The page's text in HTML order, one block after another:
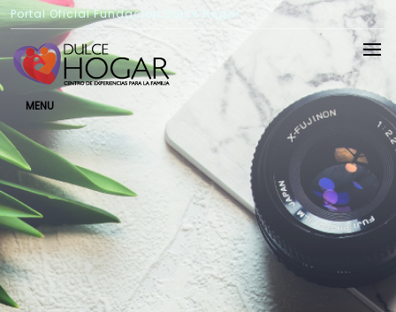
Portal Oficial Fundación Dulce Hogar
MENU